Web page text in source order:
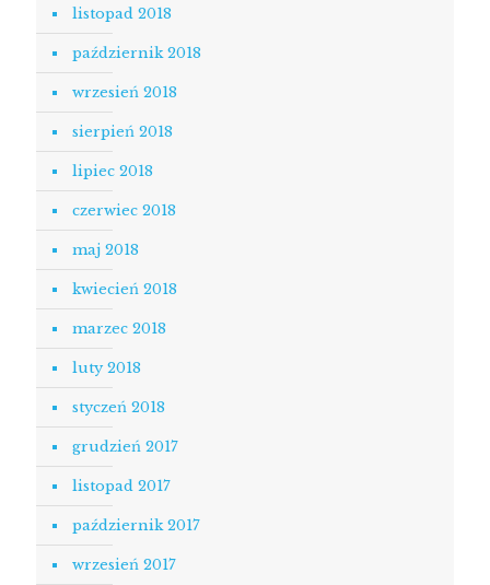
listopad 2018
październik 2018
wrzesień 2018
sierpień 2018
lipiec 2018
czerwiec 2018
maj 2018
kwiecień 2018
marzec 2018
luty 2018
styczeń 2018
grudzień 2017
listopad 2017
październik 2017
wrzesień 2017